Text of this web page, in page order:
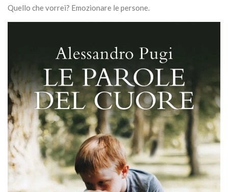
Quello che vorrei? Emozionare le persone.